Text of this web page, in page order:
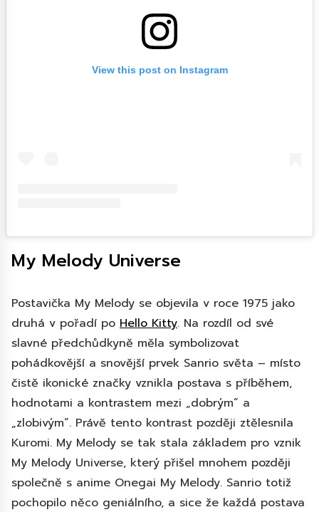
View this post on Instagram
My Melody Universe
Postavička My Melody se objevila v roce 1975 jako
druhá v pořadí po Hello Kitty. Na rozdíl od své
slavné předchůdkyně měla symbolizovat
pohádkovější a snovější prvek Sanrio světa – místo
čistě ikonické značky vznikla postava s příběhem,
hodnotami a kontrastem mezi „dobrým“ a
„zlobivým“. Právě tento kontrast později ztělesnila
Kuromi. My Melody se tak stala základem pro vznik
My Melody Universe, který přišel mnohem později
společně s anime Onegai My Melody. Sanrio totiž
pochopilo něco geniálního, a sice že každá postava